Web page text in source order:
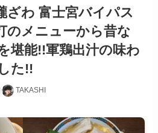
ざわ 富士宮バイパス
のメニューから昔な
堪能!!軍鶏出汁の味わ
た!!
TAKASHI